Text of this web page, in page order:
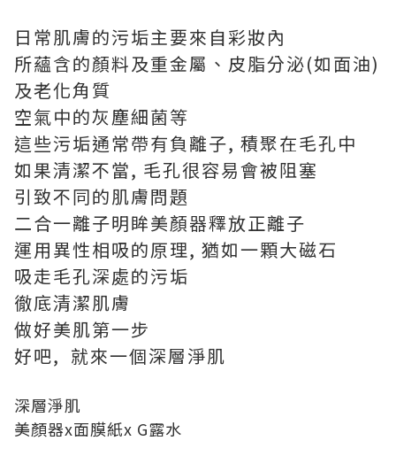
日常肌膚的污垢主要來自彩妝內
所蘊含的顏料及重金屬、皮脂分泌(如面油)
及老化角質
空氣中的灰塵細菌等
這些污垢通常帶有負離子, 積聚在毛孔中
如果清潔不當, 毛孔很容易會被阻塞
引致不同的肌膚問題
二合一離子明眸美顏器釋放正離子
運用異性相吸的原理, 猶如一顆大磁石
吸走毛孔深處的污垢
徹底清潔肌膚
做好美肌第一步
好吧, 就來一個深層淨肌
深層淨肌
美顏器x面膜紙x G露水